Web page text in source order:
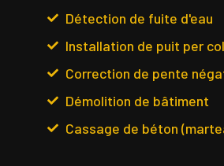
Détection de fuite d'eau
Installation de puit per
Correction de pente
Démolition de bâtiment
Cassage de béton